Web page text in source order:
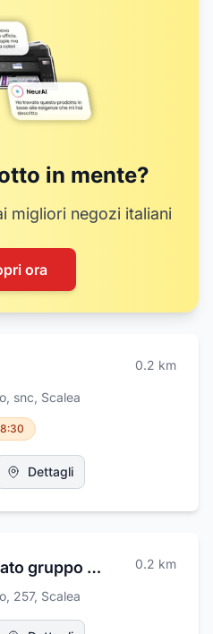
in mente?
migliori negozi italiani
ora
0.2 km
snc, Scalea
Dettagli
Euroartigianato gruppo melissari 0.2 km
257, Scalea